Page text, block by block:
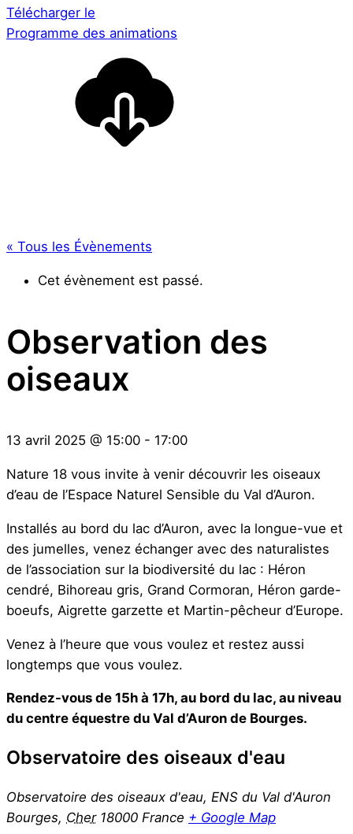
Télécharger le
Programme des animations
« Tous les Évènements
Cet évènement est passé.
Observation des
oiseaux
13 avril 2025 @ 15:00 - 17:00
Nature 18 vous invite à venir découvrir les oiseaux
d’eau de l’Espace Naturel Sensible du Val d’Auron.
Installés au bord du lac d’Auron, avec la longue-vue et
des jumelles, venez échanger avec des naturalistes
de l’association sur la biodiversité du lac : Héron
cendré, Bihoreau gris, Grand Cormoran, Héron garde-
boeufs, Aigrette garzette et Martin-pêcheur d’Europe.
Venez à l’heure que vous voulez et restez aussi
longtemps que vous voulez.
Rendez-vous de 15h à 17h, au bord du lac, au niveau
du centre équestre du Val d’Auron de Bourges.
Observatoire des oiseaux d'eau
Observatoire des oiseaux d'eau, ENS du Val d'Auron
Bourges, Cher 18000 France + Google Map